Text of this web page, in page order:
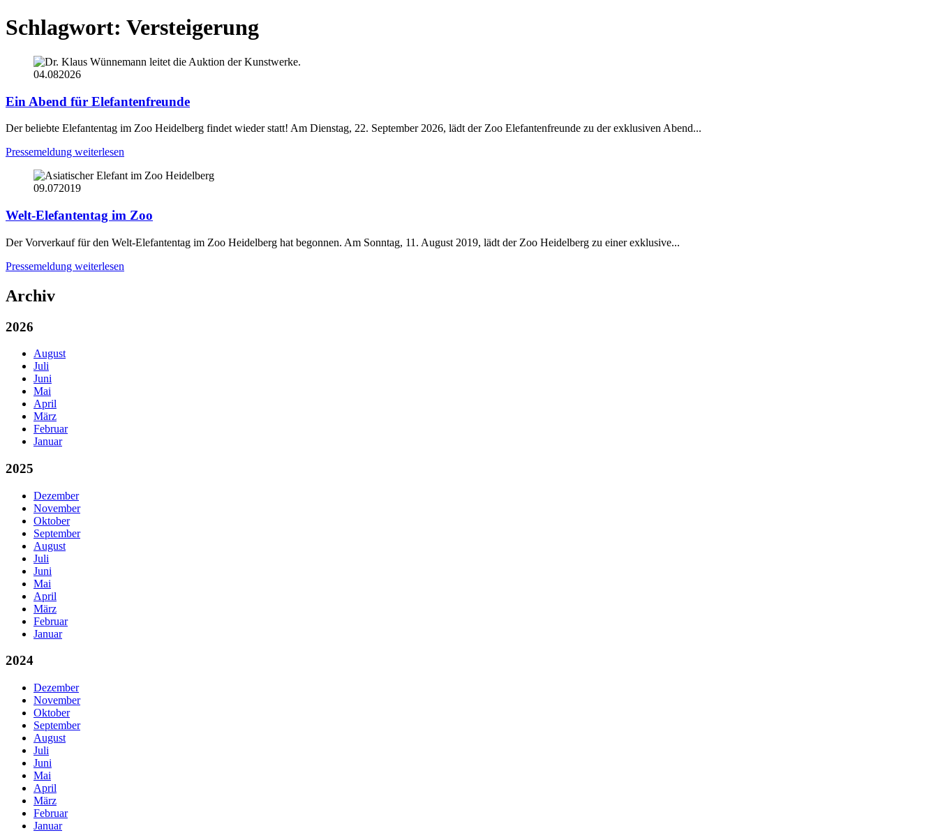
Schlagwort: Versteigerung
04.082026
Ein Abend für Elefantenfreunde
Der beliebte Elefantentag im Zoo Heidelberg findet wieder statt! Am Dienstag, 22. September 2026, lädt der Zoo Elefantenfreunde zu der exklusiven Abend...
Pressemeldung weiterlesen
09.072019
Welt-Elefantentag im Zoo
Der Vorverkauf für den Welt-Elefantentag im Zoo Heidelberg hat begonnen. Am Sonntag, 11. August 2019, lädt der Zoo Heidelberg zu einer exklusive...
Pressemeldung weiterlesen
Archiv
2026
August
Juli
Juni
Mai
April
März
Februar
Januar
2025
Dezember
November
Oktober
September
August
Juli
Juni
Mai
April
März
Februar
Januar
2024
Dezember
November
Oktober
September
August
Juli
Juni
Mai
April
März
Februar
Januar